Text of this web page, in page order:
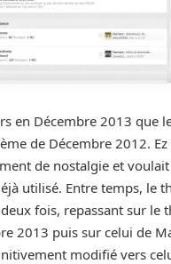
en Décembre 2013 que
de Décembre 2012.
de nostalgie et
utilisé. Entre temps, le
fois, repassant sur le
2013 puis sur celui de
modifié vers